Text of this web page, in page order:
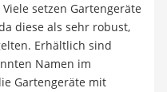
setzen Gartengeräte
diese als sehr robust,
Erhältlich sind
Namen im
Gartengeräte mit